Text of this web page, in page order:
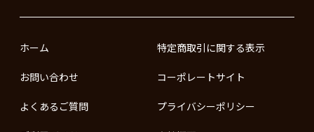
ホーム
お問い合わせ
よくあるご質問
特定商取引に関する表示
コーポレートサイト
プライバシーポリシー